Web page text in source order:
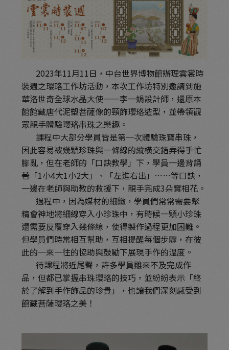
2023年11月11日，中台世界博物館辦理雲裳時
裝週之瓔珞工作坊活動，本次工作坊特別邀請到施
華洛世奇全球水晶大使——李一娟設計師，還原本
館館藏唐代泥塑菩薩像的頸飾瓔珞造型，並帶領觀
眾親手體驗瓔珞串珠之樂趣。
課程中大部分學員皆是第一次體驗珠寶串珠，
因此容易被幾顆珍珠與一條線的縱橫交錯弄得手忙
腳亂，但在老師的「口訣教學」下，學員一邊背誦
著「1小4大1小2大」、「左進右出」……等口訣，
一邊在老師與助教的救援下，親手完成3朵寶相花。
過程中，因為媒材的細緻，學員們常常需要聚
精會神地將細線穿入小珍珠中，有時候一顆小珍珠
還需要反覆穿入幾條線，使得製作過程更加困難。
但學員們時常相互幫助，互相提醒每個步驟，在彼
此的一來一往的協助與鼓勵下展現手作的溫度。
待課程將近尾聲，許多學員雖來不及完成作
品，但都已掌握串珠瓔珞的技巧，並紛紛表示「終
於了解到手作飾品的珍貴」，也讓我們深刻感受到
館藏菩薩瓔珞之美！